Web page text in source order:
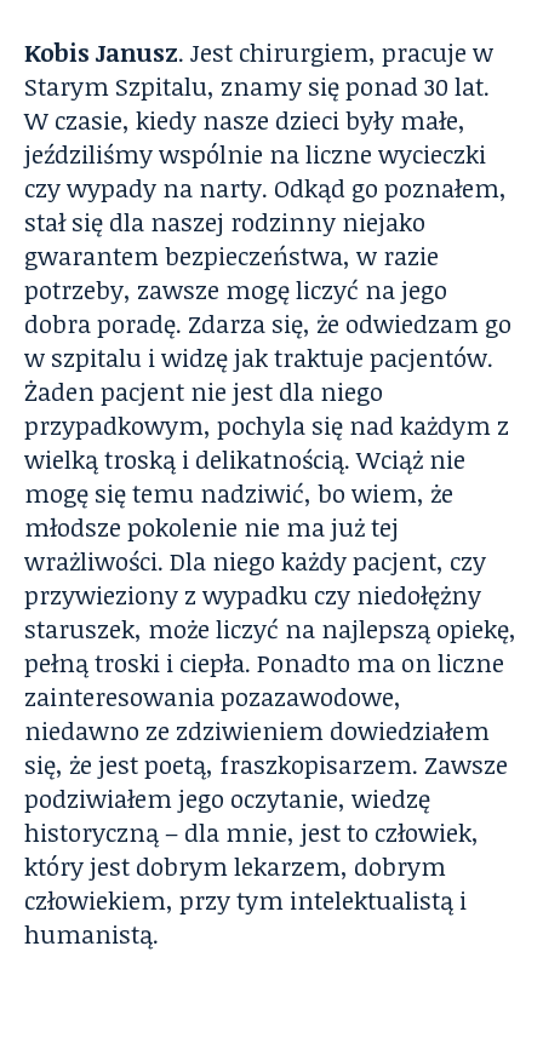
Kobis Janusz. Jest chirurgiem, pracuje w
Starym Szpitalu, znamy się ponad 30 lat.
W czasie, kiedy nasze dzieci były małe,
jeździliśmy wspólnie na liczne wycieczki
czy wypady na narty. Odkąd go poznałem,
stał się dla naszej rodzinny niejako
gwarantem bezpieczeństwa, w razie
potrzeby, zawsze mogę liczyć na jego
dobra poradę. Zdarza się, że odwiedzam go
w szpitalu i widzę jak traktuje pacjentów.
Żaden pacjent nie jest dla niego
przypadkowym, pochyla się nad każdym z
wielką troską i delikatnością. Wciąż nie
mogę się temu nadziwić, bo wiem, że
młodsze pokolenie nie ma już tej
wrażliwości. Dla niego każdy pacjent, czy
przywieziony z wypadku czy niedołężny
staruszek, może liczyć na najlepszą opiekę,
pełną troski i ciepła. Ponadto ma on liczne
zainteresowania pozazawodowe,
niedawno ze zdziwieniem dowiedziałem
się, że jest poetą, fraszkopisarzem. Zawsze
podziwiałem jego oczytanie, wiedzę
historyczną – dla mnie, jest to człowiek,
który jest dobrym lekarzem, dobrym
człowiekiem, przy tym intelektualistą i
humanistą.